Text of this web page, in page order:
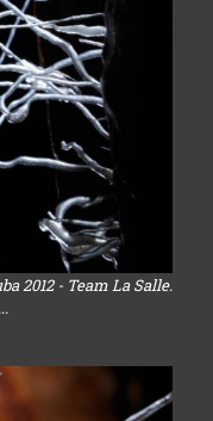
2012 - Team La Salle.